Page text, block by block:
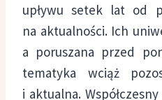
upływu setek lat od
na aktualności. Ich
a poruszana przed
tematyka wciąż
i aktualna.